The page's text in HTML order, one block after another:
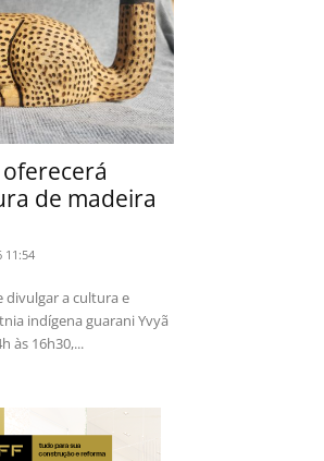
de madeira
11:54
divulgar a cultura e
indígena guarani Yvyã
às 16h30,...